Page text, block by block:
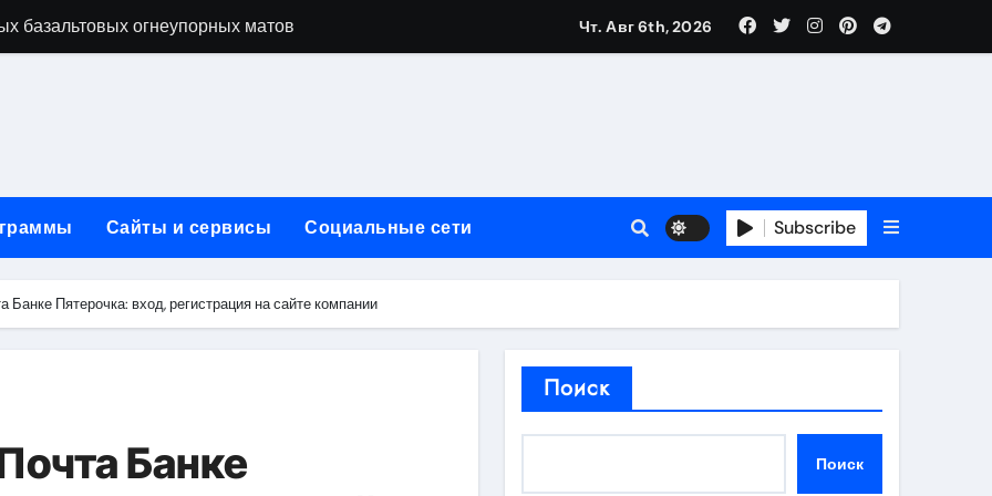
базальтовых огнеупорных матов
+ GEO/AEO — Новая формула цифрового присутствия в 2026 году
горячие и мобильные варианты, рейтинг по безопасности и советы по выбору
без верификации и участия банков с пополнением в USDT
принципы SEO, рекламные каналы и техническая поддержка
Чт. Авг 6th, 2026
Сайты и сервисы Социальные сети Subscribe
Банке Пятерочка: вход, регистрация на сайте компании
Банке
Поиск
Поиск